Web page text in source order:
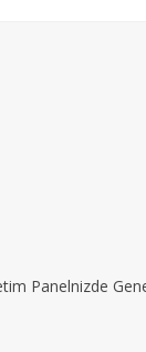
Panelnizde